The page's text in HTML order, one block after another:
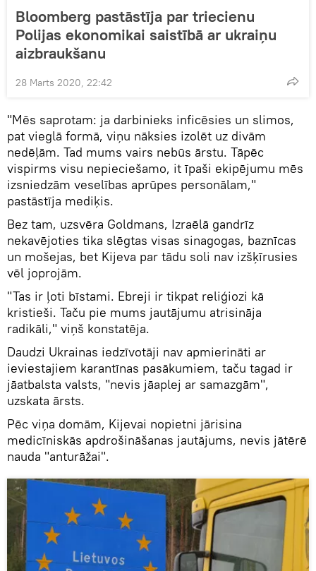
Bloomberg pastāstīja par triecienu
Polijas ekonomikai saistībā ar ukraiņu
aizbraukšanu
28 Marts 2020, 22:42
"Mēs saprotam: ja darbinieks inficēsies un slimos,
pat vieglā formā, viņu nāksies izolēt uz divām
nedēļām. Tad mums vairs nebūs ārstu. Tāpēc
vispirms visu nepieciešamo, it īpaši ekipējumu mēs
izsniedzām veselības aprūpes personālam,"
pastāstīja mediķis.
Bez tam, uzsvēra Goldmans, Izraēlā gandrīz
nekavējoties tika slēgtas visas sinagogas, baznīcas
un mošejas, bet Kijeva par tādu soli nav izšķīrusies
vēl joprojām.
"Tas ir ļoti bīstami. Ebreji ir tikpat reliģiozi kā
kristieši. Taču pie mums jautājumu atrisināja
radikāli," viņš konstatēja.
Daudzi Ukrainas iedzīvotāji nav apmierināti ar
ieviestajiem karantīnas pasākumiem, taču tagad ir
jāatbalsta valsts, "nevis jāaplej ar samazgām",
uzskata ārsts.
Pēc viņa domām, Kijevai nopietni jārisina
medicīniskās apdrošināšanas jautājums, nevis jātērē
nauda "anturāžai".